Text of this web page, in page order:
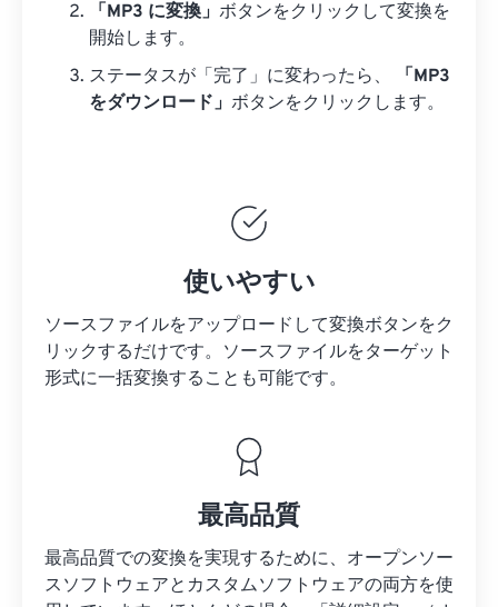
「MP3 に変換」 ボタンをクリックして変換を
開始します。
ステータスが「完了」に変わったら、
「MP3
をダウンロード」 ボタンをクリックします。
使いやすい
ソースファイルをアップロードして変換ボタンをク
リックするだけです。 ソースファイルをターゲット
形式に一括変換することも可能です。
最高品質
最高品質での変換を実現するために、オープンソー
スソフトウェアとカスタムソフトウェアの両方を使